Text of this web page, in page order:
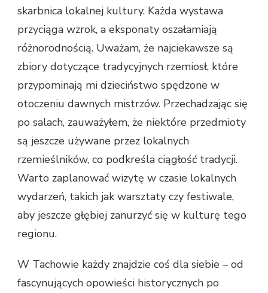
skarbnica lokalnej kultury. Każda wystawa
przyciąga wzrok, a eksponaty oszałamiają
różnorodnością. Uważam, że najciekawsze są
zbiory dotyczące tradycyjnych rzemiosł, które
przypominają mi dzieciństwo spędzone w
otoczeniu dawnych mistrzów. Przechadzając się
po salach, zauważyłem, że niektóre przedmioty
są jeszcze używane przez lokalnych
rzemieślników, co podkreśla ciągłość tradycji.
Warto zaplanować wizytę w czasie lokalnych
wydarzeń, takich jak warsztaty czy festiwale,
aby jeszcze głębiej zanurzyć się w kulturę tego
regionu.
W Tachowie każdy znajdzie coś dla siebie – od
fascynujących opowieści historycznych po